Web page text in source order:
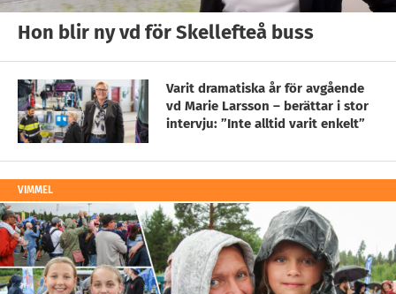
Hon blir ny vd för Skellefteå buss
Varit dramatiska år för avgående
vd Marie Larsson – berättar i stor
intervju: ”Inte alltid varit enkelt”
VIMMEL